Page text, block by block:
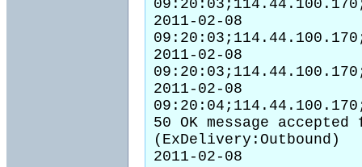
2011-02-08
2011-02-08
2011-02-08
50 OK message
(ExDelivery:Outbound)
2011-02-08